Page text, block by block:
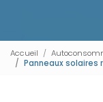
Accueil
Panneaux